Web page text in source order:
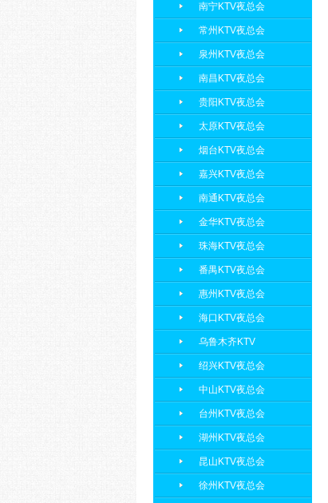
南宁KTV夜总会
常州KTV夜总会
泉州KTV夜总会
南昌KTV夜总会
贵阳KTV夜总会
太原KTV夜总会
烟台KTV夜总会
嘉兴KTV夜总会
南通KTV夜总会
金华KTV夜总会
珠海KTV夜总会
番禺KTV夜总会
惠州KTV夜总会
海口KTV夜总会
乌鲁木齐KTV
绍兴KTV夜总会
中山KTV夜总会
台州KTV夜总会
湖州KTV夜总会
昆山KTV夜总会
徐州KTV夜总会